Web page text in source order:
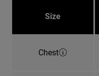
Size
Chest